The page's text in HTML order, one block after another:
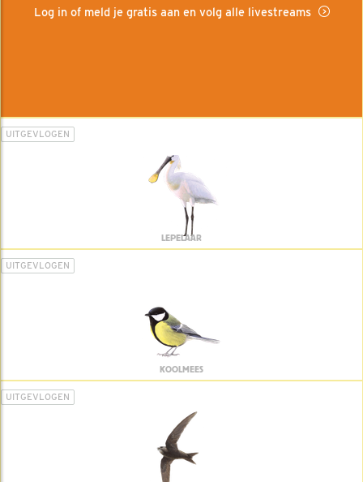
Log in of meld je gratis aan en volg alle livestreams
UITGEVLOGEN
LEPELAAR
UITGEVLOGEN
KOOLMEES
UITGEVLOGEN